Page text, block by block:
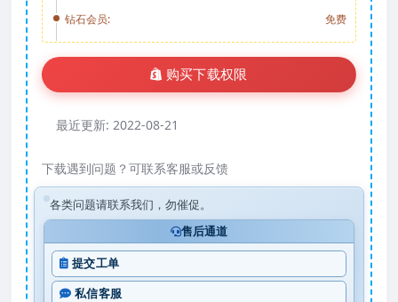
钻石会员:
免费
购买下载权限
最近更新: 2022-08-21
下载遇到问题？可联系客服或反馈
各类问题请联系我们，勿催促。
售后通道
提交工单
私信客服